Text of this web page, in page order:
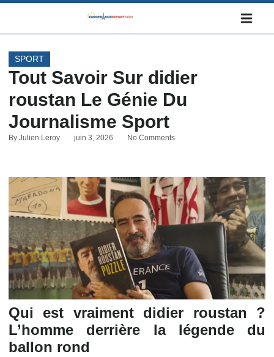
SPORT
Tout Savoir Sur didier
roustan Le Génie Du
Journalisme Sport
By Julien Leroy juin 3, 2026 No Comments
Qui est vraiment didier roustan ?
L’homme derrière la légende du
ballon rond